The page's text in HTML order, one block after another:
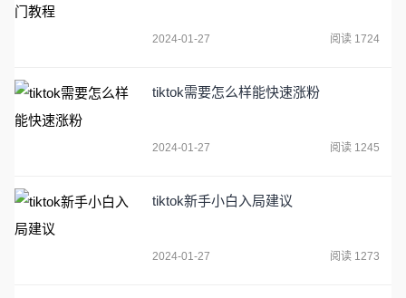
2024-01-27 阅读 1724
tiktok需要怎么样能快速涨粉
2024-01-27 阅读 1245
tiktok新手小白入局建议
2024-01-27 阅读 1273